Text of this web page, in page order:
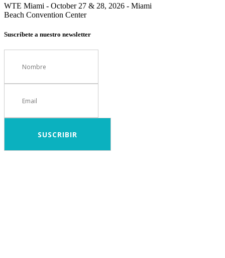
WTE Miami - October 27 & 28, 2026 - Miami
Beach Convention Center
Suscríbete a nuestro newsletter